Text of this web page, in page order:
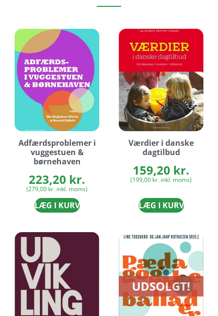
Adfærdsproblemer i
vuggestuen &
børnehaven
223,20 kr.
(279,00 kr. inkl. moms)
LÆG I KURV
Værdier i danske
dagtilbud
159,20 kr.
(199,00 kr. inkl. moms)
LÆG I KURV
UDSOLGT!